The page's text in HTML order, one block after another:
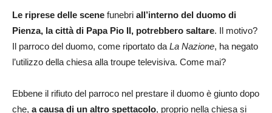
Le riprese delle scene funebri all’interno del duomo di
Pienza, la città di Papa Pio II, potrebbero saltare. Il motivo?
Il parroco del duomo, come riportato daLa Nazione, ha negato
l’utilizzo della chiesa alla troupe televisiva. Come mai?
Ebbene il rifiuto del parroco nel prestare il duomo è giunto dopo
che, a causa di un altro spettacolo, proprio nella chiesa si